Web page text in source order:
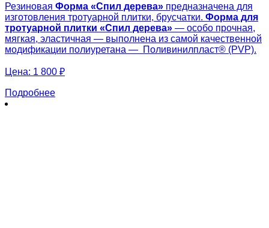
Резиновая Форма «Спил дерева» предназначена для
изготовления тротуарной плитки, брусчатки. Форма для
тротуарной плитки «Спил дерева» — особо прочная,
мягкая, эластичная — выполнена из самой качественной
модификации полиуретана — Поливинилпласт® (PVP).
Цена: 1 800 ₽
Подробнее